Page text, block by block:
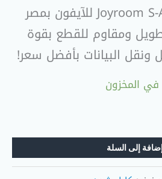
اشترِ كابل شحن Joyroom S-A9 للآيفون بمصر
طويل ومقاوم للقطع بقوة
إلى السلة